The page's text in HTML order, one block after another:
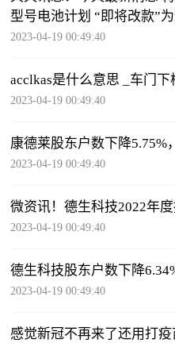
型号电池计划 “即将改款”
2023-04-19 00:49:40
acclkas是什么意思 _车门
2023-04-19 00:49:40
康德莱股东户数下降5.75%
2023-04-19 00:49:40
微资讯！德生科技2022年
2023-04-19 00:49:40
德生科技股东户数下降
2023-04-19 00:49:40
感觉新冠不再来了还用打疫